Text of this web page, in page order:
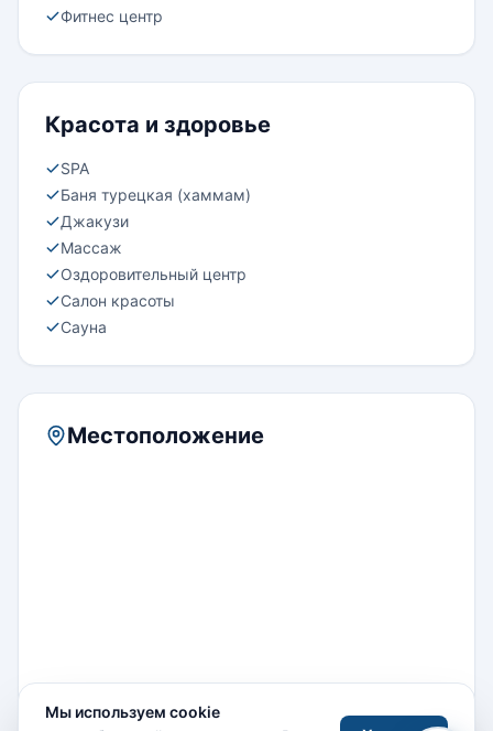
Фитнес центр
Красота и здоровье
SPA
Баня турецкая (хаммам)
Джакузи
Массаж
Оздоровительный центр
Салон красоты
Сауна
Местоположение
Мы используем cookie